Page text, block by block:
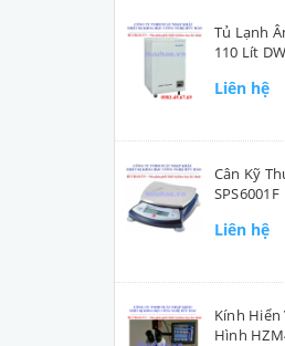
Tủ Lạnh
110 Lít
Liên hệ
Cân Kỹ
SPS6001F
Liên hệ
Kính Hiển
Hình